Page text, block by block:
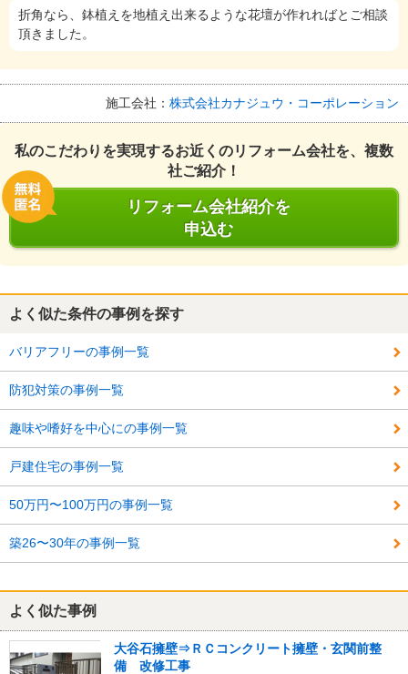
折角なら、鉢植えを地植え出来るような花壇が作れればとご相談
頂きました。
施工会社： 株式会社カナジュウ・コーポレーション
私のこだわりを実現するお近くのリフォーム会社を、複数
社ご紹介！
リフォーム会社紹介を
申込む
よく似た条件の事例を探す
バリアフリーの事例一覧
防犯対策の事例一覧
趣味や嗜好を中心にの事例一覧
戸建住宅の事例一覧
50万円〜100万円の事例一覧
築26〜30年の事例一覧
よく似た事例
大谷石擁壁⇒ＲＣコンクリート擁壁・玄関前整
備 改修工事